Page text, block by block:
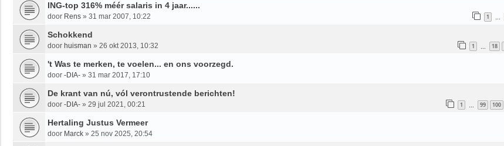
ING-top 316% méér salaris in 4 jaar......
door Rens » 31 mar 2007, 10:22 1
Schokkend
door huisman » 26 okt 2013, 10:32 1 18
't Was te merken, te voelen... en ons voorzegd.
door -DIA- » 31 mar 2017, 17:10
De krant van nú, vól verontrustende berichten!
door -DIA- » 29 jul 2021, 00:21 1 99 100
Hertaling Justus Vermeer
door Marck » 25 nov 2025, 20:54